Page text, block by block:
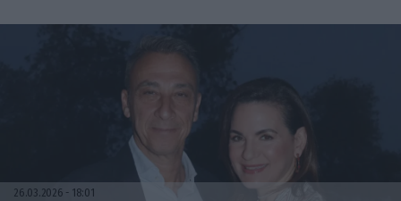
26.03.2026 18:01